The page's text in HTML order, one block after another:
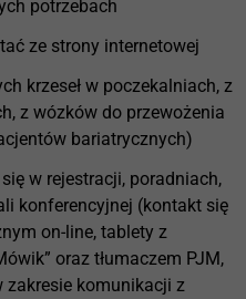
potrzebach
ze strony internetowej
krzeseł w poczekalniach, z
z wózków do przewożenia
bariatrycznych)
w rejestracji, poradniach,
konferencyjnej (kontakt się
on-line, tablety z
oraz tłumaczem PJM,
zakresie komunikacji z